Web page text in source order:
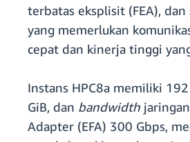
terbatas eksplisit (FEA),
yang memerlukan
cepat dan kinerja tinggi
Instans HPC8a memiliki
GiB, dan bandwidth
Adapter (EFA) 300 Gbps,